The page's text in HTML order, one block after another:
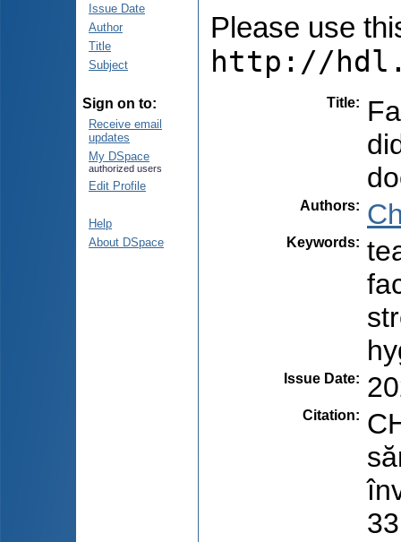
Issue Date
Author
Title
Subject
Sign on to:
Receive email
updates
My DSpace
authorized users
Edit Profile
Help
About DSpace
Please use
http://
Title:
Authors:
Keywords:
Issue Date:
Citation: